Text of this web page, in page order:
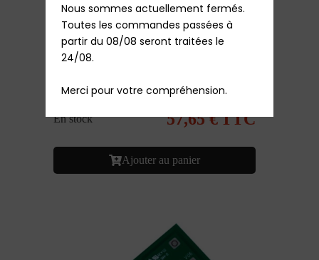
Krups
En stock 57,65€TTC
Ajouter au panier
Nous sommes actuellement fermés.
Toutes les commandes passées à
partir du 08/08 seront traitées le
24/08.
Merci pour votre compréhension.